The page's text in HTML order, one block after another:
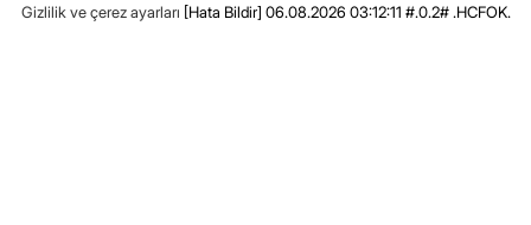
Gizlilik ve çerez ayarları [Hata Bildir] 06.08.2026 03:12:11 #.0.2# .HCFOK.